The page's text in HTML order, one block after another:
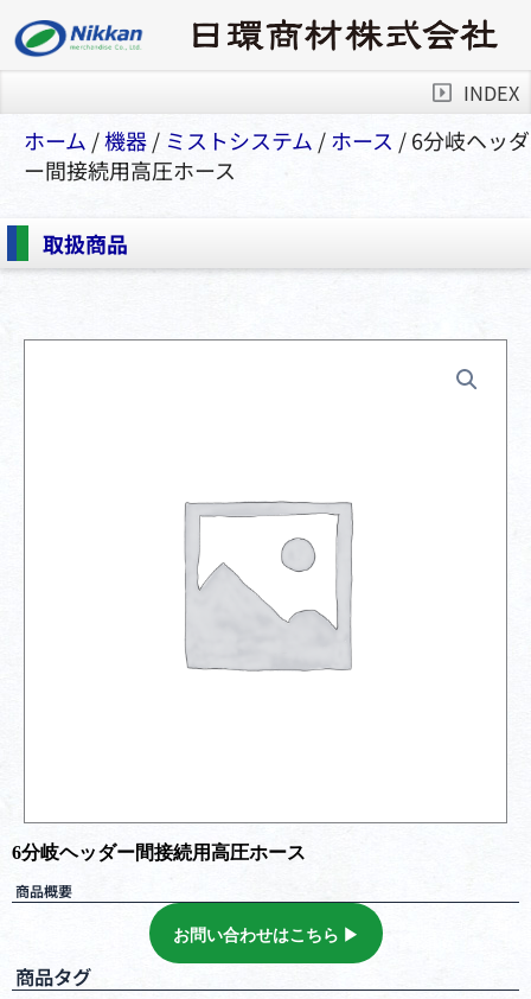
INDEX
ホーム /機器/ ミストシステム /ホース / 6分岐ヘッダ
ー間接続用高圧ホース
取扱商品
6分岐ヘッダー間接続用高圧ホース
商品概要
お問い合わせはこちら ▶︎
商品タグ